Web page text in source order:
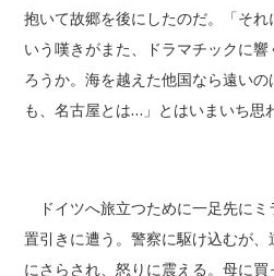
抱いて故郷を後にしたのだ。「そ
いう嘆きがまた、ドラマチックに
ろうか。海を越えた他国なら遠い
も、名古屋とは…」とはいまいち思
ドイツへ旅立つために一足先に
置引きに遭う。警察に駆け込むが
にさらされ、怒りに震える。母に